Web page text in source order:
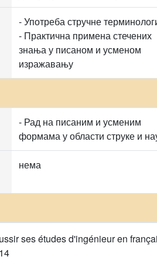
- Употреба стручне
- Практична примена стечених
знања у писаном и усменом
изражавању
- Рад на писаним и усменим
формама у области струке и
нема
ses études d'ingénieur en